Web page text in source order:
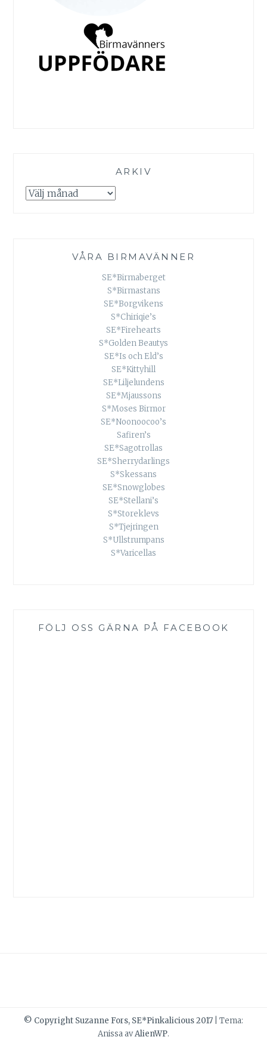
ARKIV
Arkiv
VÅRA BIRMAVÄNNER
SE*Birmaberget
S*Birmastans
SE*Borgvikens
S*Chiriqie’s
SE*Firehearts
S*Golden Beautys
SE*Is och Eld’s
SE*Kittyhill
SE*Liljelundens
SE*Mjaussons
S*Moses Birmor
SE*Noonoocoo’s
Safiren’s
SE*Sagotrollas
SE*Sherrydarlings
S*Skessans
SE*Snowglobes
SE*Stellani’s
S*Storeklevs
S*Tjejringen
S*Ullstrumpans
S*Varicellas
FÖLJ OSS GÄRNA PÅ FACEBOOK
© Copyright Suzanne Fors, SE*Pinkalicious 2017
Tema:
Anissa avAlienWP.